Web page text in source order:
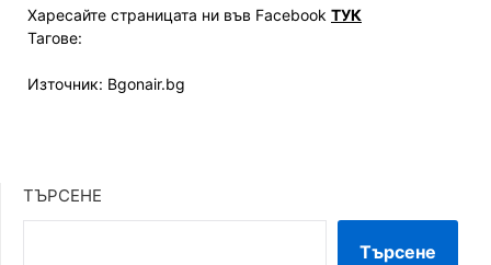
Харесайте страницата ни във Facebook ТУК
Тагове:
Източник: Bgonair.bg
ТЪРСЕНЕ
Търсене